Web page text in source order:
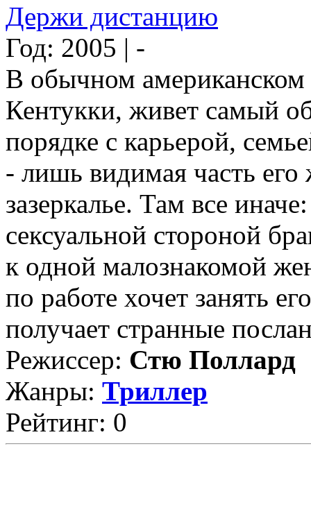
Держи дистанцию
Год: 2005 | -
В обычном американском
Кентукки, живет самый
порядке с карьерой,
- лишь видимая часть
зазеркалье. Там все
сексуальной стороной
к одной малознакомой
по работе хочет занять
получает странные
Режиссер: Стю Поллард
Жанры: Триллер
Рейтинг: 0